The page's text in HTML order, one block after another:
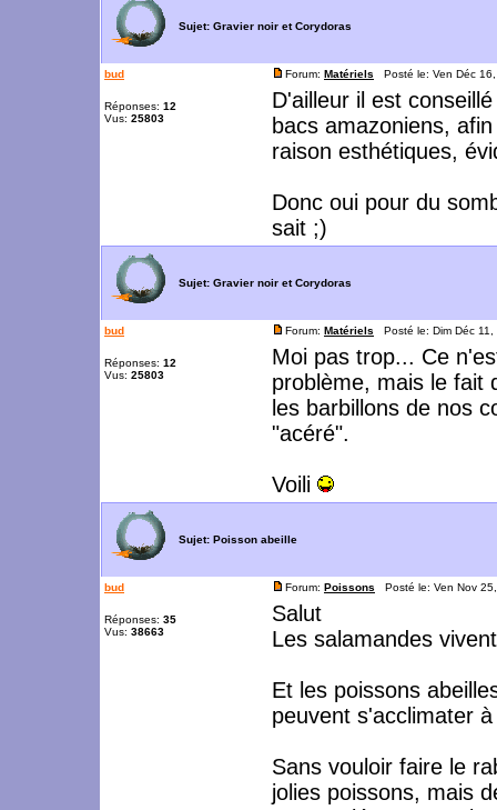
Sujet: Gravier noir et Corydoras
bud
Réponses: 12
Vus: 25803
Forum: Matériels Posté le: Ven Déc
D'ailleur il est
bacs amazoniens,
raison esthétiques,
Donc oui pour du
sait ;)
Sujet: Gravier noir et Corydoras
bud
Réponses: 12
Vus: 25803
Forum: Matériels Posté le: Dim Déc
Moi pas trop... Ce
problème, mais le fait
les barbillons de nos
"acéré".
Voili
Sujet: Poisson abeille
bud
Réponses: 35
Vus: 38663
Forum: Poissons Posté le: Ven Nov
Salut
Les salamandes
Et les poissons
peuvent s'acclimater
Sans vouloir faire le
jolies poissons, mais